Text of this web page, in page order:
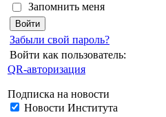
Запомнить меня
Забыли свой пароль?
Войти как пользователь:
QR-авторизация
Подписка на новости
Новости Института